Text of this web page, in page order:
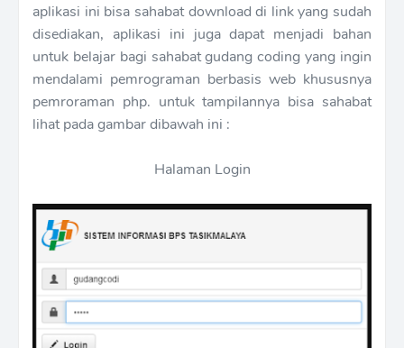
aplikasi ini bisa sahabat download di link yang sudah
disediakan, aplikasi ini juga dapat menjadi bahan
untuk belajar bagi sahabat gudang coding yang ingin
mendalami pemrograman berbasis web khususnya
pemroraman php. untuk tampilannya bisa sahabat
lihat pada gambar dibawah ini :
Halaman Login